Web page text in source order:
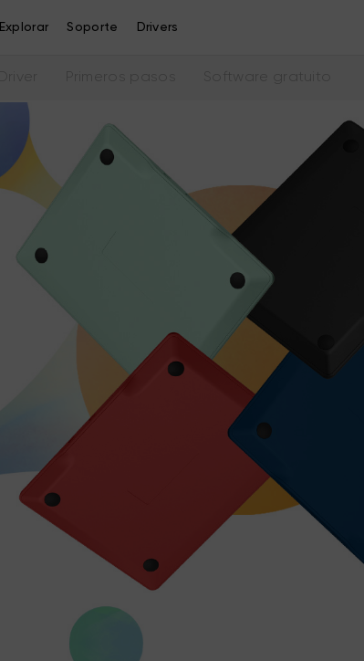
Explorar Soporte Drivers